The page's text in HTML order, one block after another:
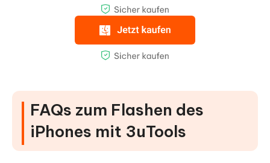
FAQs zum Flashen des
iPhones mit 3uTools